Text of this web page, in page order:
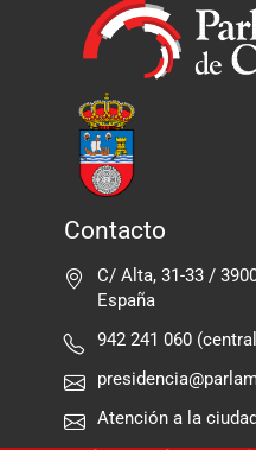
Contacto
C/ Alta, 31-33 /
España
942 241 060
Atención a la